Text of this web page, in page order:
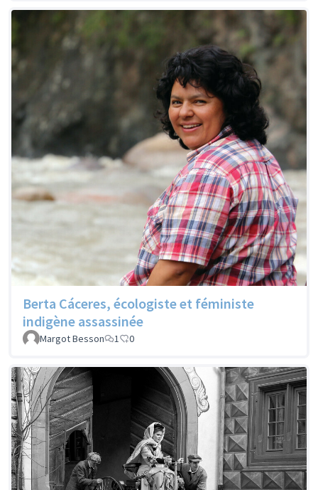
Berta Cáceres, écologiste et féministe
indigène assassinée
Margot Besson 1 0